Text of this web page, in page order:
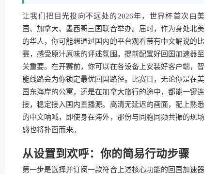
让我们把目光投向不远处的2026年，世界杯首次由美
国、加拿大、墨西哥三国联合举办。届时，作为身处北美
的华人，你可能想通过国内的平台观看带有中文解说的比
赛，感受原汁原味的评述氛围。提前配置好回国加速器至
关重要。在开赛前，你可以在各设备上安装好客户端，智
能线路会为你锁定最优回国路径。比赛日，无论你是在美
国东海岸的公寓，还是在加拿大旅行的途中，都能一键连
接，稳定接入国内直播源。高清无延迟的画面，配上熟悉
的中文呐喊，即使身在海外，那份与同胞同频共振的现场
感也将扑面而来。
从设置到欢呼：你的简易行动步骤
第一步是选择并订阅一款符合上述核心功能的回国加速器